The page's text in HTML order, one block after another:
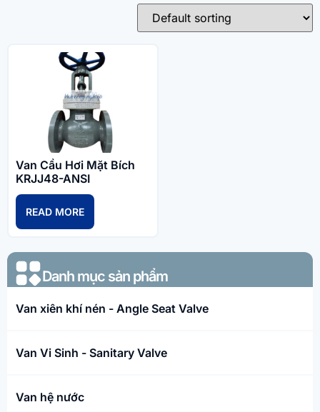
Danh mục sản phẩm​
Van xiên khí nén - Angle Seat Valve
Van Vi Sinh - Sanitary Valve
Van hệ nước
Van Cầu Hơi Mặt Bích
KRJJ48-ANSI
READ MORE